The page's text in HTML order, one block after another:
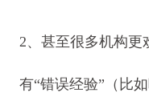
2、甚至很多机构
有“错误经验”（比